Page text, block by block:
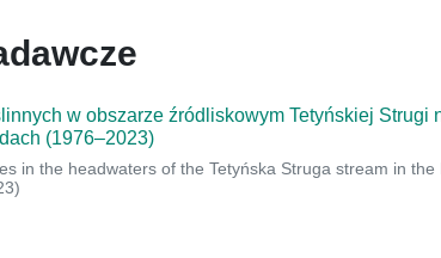
w obszarze źródliskowym Tetyńskiej Strugi
(1976–2023)
in the headwaters of the Tetyńska Struga stream in